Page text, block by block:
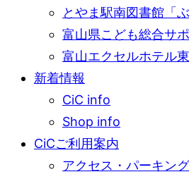
とやま駅南図書館「ぶ
富山県こども総合サ
富山エクセルホテル
新着情報
CiC info
Shop info
CiCご利用案内
アクセス・パーキング